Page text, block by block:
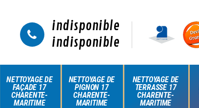
indisponible
indisponible
NETTOYAGE DE
FAÇADE 17
CHARENTE-
MARITIME
NETTOYAGE DE
PIGNON 17
CHARENTE-
MARITIME
NETTOYAGE DE
TERRASSE 17
CHARENTE-
MARITIME